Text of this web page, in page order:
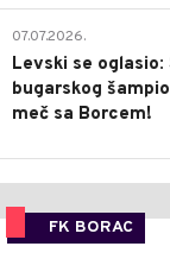
07.07.2026.
Levski se
bugarskog
meč sa Borcem!
FK BORAC